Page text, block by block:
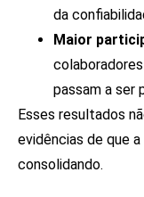
da
Maior
passam a ser
Esses resultados
evidências de que
consolidando.